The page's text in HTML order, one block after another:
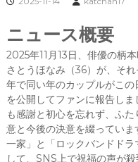
ニュース概要
2025年11月13日、俳優の柄
さとうほなみ（36）が、そ
年で同い年のカップルがこ
を公開してファンに報告し
も感謝と初心を忘れず、ふ
意と今後の決意を綴ってい
一家」と「ロックバンドド
して、SNS上で祝福の声が